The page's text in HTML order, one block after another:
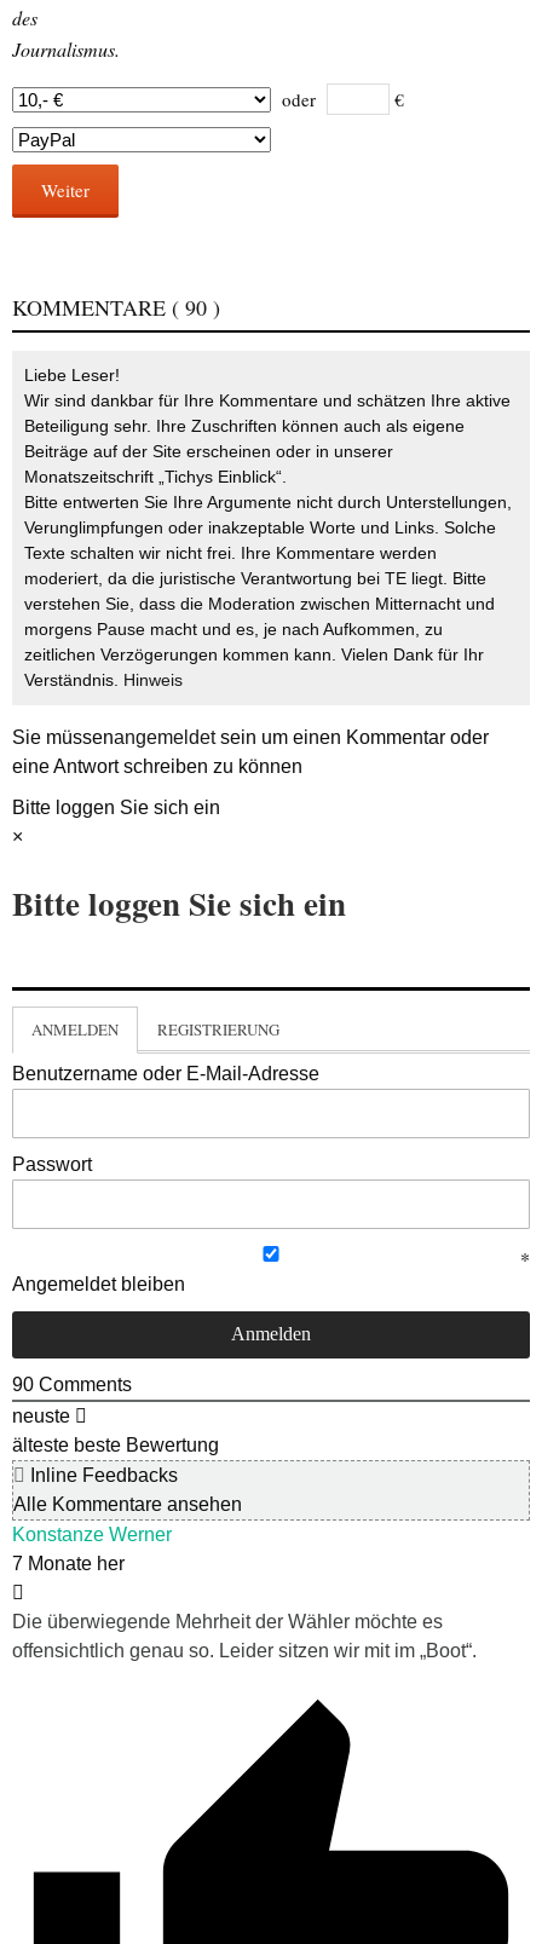
des
Journalismus.
oder €
Weiter
KOMMENTARE ( 90 )
Liebe Leser!
Wir sind dankbar für Ihre Kommentare und schätzen Ihre aktive
Beteiligung sehr. Ihre Zuschriften können auch als eigene
Beiträge auf der Site erscheinen oder in unserer
Monatszeitschrift „Tichys Einblick“.
Bitte entwerten Sie Ihre Argumente nicht durch Unterstellungen,
Verunglimpfungen oder inakzeptable Worte und Links. Solche
Texte schalten wir nicht frei. Ihre Kommentare werden
moderiert, da die juristische Verantwortung bei TE liegt. Bitte
verstehen Sie, dass die Moderation zwischen Mitternacht und
morgens Pause macht und es, je nach Aufkommen, zu
zeitlichen Verzögerungen kommen kann. Vielen Dank für Ihr
Verständnis. Hinweis
Sie müssenangemeldetsein um einen Kommentar oder
eine Antwort schreiben zu können
Bitte loggen Sie sich ein
×
Bitte loggen Sie sich ein
ANMELDEN REGISTRIERUNG
Benutzername oder E-Mail-Adresse
Passwort
Angemeldet bleiben
90 Comments
neuste
älteste beste Bewertung
Inline Feedbacks
Alle Kommentare ansehen
Konstanze Werner
7 Monate her
Die überwiegende Mehrheit der Wähler möchte es
offensichtlich genau so. Leider sitzen wir mit im „Boot“.